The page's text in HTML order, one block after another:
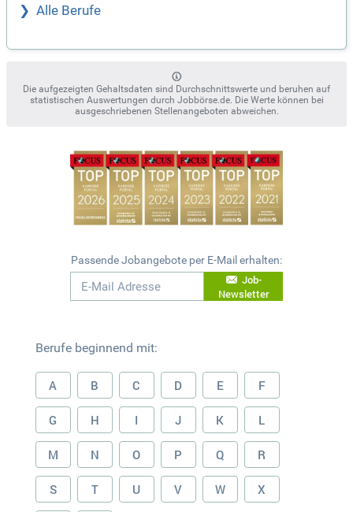
Alle Berufe
Die aufgezeigten Gehaltsdaten sind Durchschnittswerte und beruhen auf
statistischen Auswertungen durch Jobbörse.de. Die Werte können bei
ausgeschriebenen Stellenangeboten abweichen.
Passende Jobangebote per E-Mail erhalten:
Job-
Newsletter
Berufe beginnend mit:
A B C D E F
G H I J K L
M N O P Q R
S T U V W X